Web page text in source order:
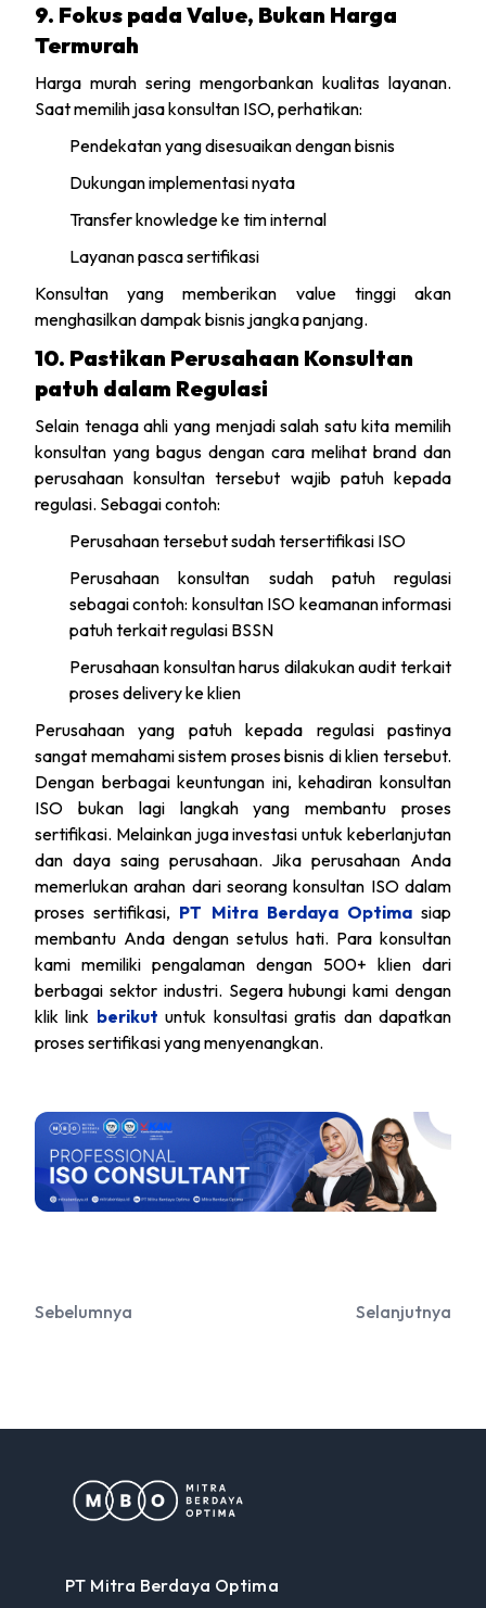
9. Fokus pada Value, Bukan Harga
Termurah
Harga murah sering mengorbankan kualitas layanan.
Saat memilih jasa konsultan ISO, perhatikan:
Pendekatan yang disesuaikan dengan bisnis
Dukungan implementasi nyata
Transfer knowledge ke tim internal
Layanan pasca sertifikasi
Konsultan yang memberikan value tinggi akan
menghasilkan dampak bisnis jangka panjang.
10. Pastikan Perusahaan Konsultan
patuh dalam Regulasi
Selain tenaga ahli yang menjadi salah satu kita memilih
konsultan yang bagus dengan cara melihat brand dan
perusahaan konsultan tersebut wajib patuh kepada
regulasi. Sebagai contoh:
Perusahaan tersebut sudah tersertifikasi ISO
Perusahaan konsultan sudah patuh regulasi
sebagai contoh: konsultan ISO keamanan informasi
patuh terkait regulasi BSSN
Perusahaan konsultan harus dilakukan audit terkait
proses delivery ke klien
Perusahaan yang patuh kepada regulasi pastinya
sangat memahami sistem proses bisnis di klien tersebut.
Dengan berbagai keuntungan ini, kehadiran konsultan
ISO bukan lagi langkah yang membantu proses
sertifikasi. Melainkan juga investasi untuk keberlanjutan
dan daya saing perusahaan. Jika perusahaan Anda
memerlukan arahan dari seorang konsultan ISO dalam
proses sertifikasi, PT Mitra Berdaya Optimasiap
membantu Anda dengan setulus hati. Para konsultan
kami memiliki pengalaman dengan 500+ klien dari
berbagai sektor industri. Segera hubungi kami dengan
klik link berikut untuk konsultasi gratis dan dapatkan
proses sertifikasi yang menyenangkan.
Sebelumnya Selanjutnya
PT Mitra Berdaya Optima